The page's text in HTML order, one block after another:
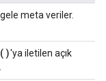
meta veriler.
)'ya iletilen açık